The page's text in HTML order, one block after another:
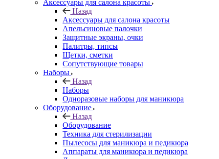
Аксессуары для салона красоты
Назад
Аксессуары для салона красоты
Апельсиновые палочки
Защитные экраны, очки
Палитры, типсы
Щетки, сметки
Сопутствующие товары
Наборы
Назад
Наборы
Одноразовые наборы для маникюра
Оборудование
Назад
Оборудование
Техника для стерилизации
Пылесосы для маникюра и педикюра
Аппараты для маникюра и педикюра